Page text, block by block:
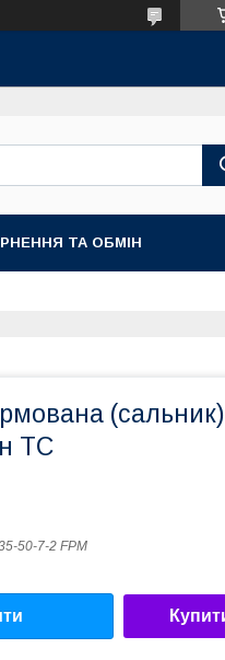
ТА ОБМІН
TC
50-7-2 FРM